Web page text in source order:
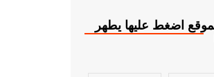
اضغط عليها يطهر